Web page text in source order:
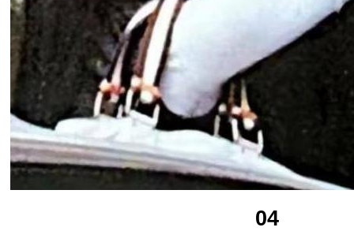
04